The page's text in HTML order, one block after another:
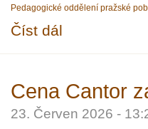
Pedagogické oddělení pražské
Číst dál
Cena Cantor
23. Červen 2026 -